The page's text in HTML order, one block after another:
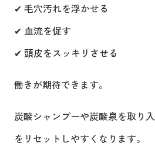
✔ 毛穴汚れを浮かせる
✔ 血流を促す
✔ 頭皮をスッキリさせる
働きが期待できます。
炭酸シャンプーや炭酸泉を取り
をリセットしやすくなります。